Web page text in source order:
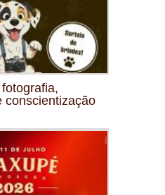
conscientização